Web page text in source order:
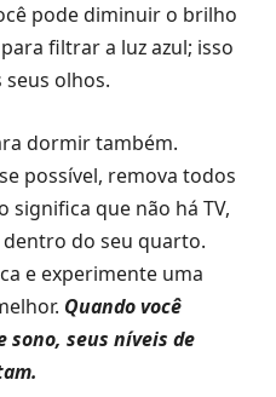
pode diminuir o brilho
filtrar a luz azul; isso
olhos.
dormir também.
possível, remova todos
significa que não há TV,
do seu quarto.
e experimente uma
Quando você
sono, seus níveis de